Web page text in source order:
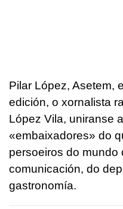
Pilar López, Asetem,
edición, o xornalista
López Vila, uniranse
«embaixadores» do
persoeiros do mundo
comunicación, do
gastronomía.